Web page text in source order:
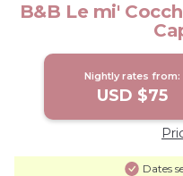
B&B Le mi'
Nightly rates from:
USD $75
Dates